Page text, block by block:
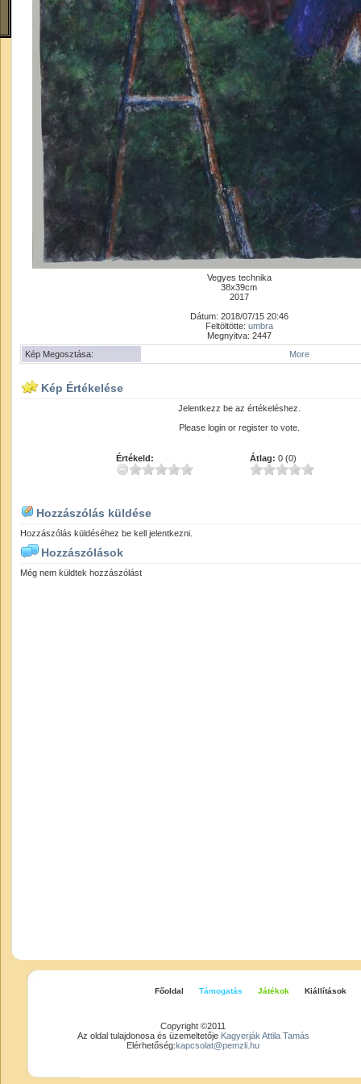
Vegyes technika
38x39cm
2017
Dátum: 2018/07/15 20:46
Feltöltötte: umbra
Megnyitva: 2447
Kép Megosztása:
More
Kép Értékelése
Jelentkezz be az értékeléshez.
Please login or register to vote.
Értékeld: Átlag: 0 (0)
Hozzászólás küldése
Hozzászólás küldéséhez be kell jelentkezni.
Hozzászólások
Még nem küldtek hozzászólást
Főoldal Támogatás Játékok Kiállítások
Copyright ©2011
Az oldal tulajdonosa és üzemeltetője Kagyerják Attila Tamás
Elérhetőség:kapcsolat@pemzli.hu